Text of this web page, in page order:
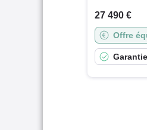
27 490 €
Offre